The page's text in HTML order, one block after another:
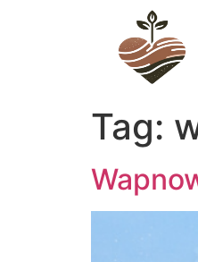
Tag: